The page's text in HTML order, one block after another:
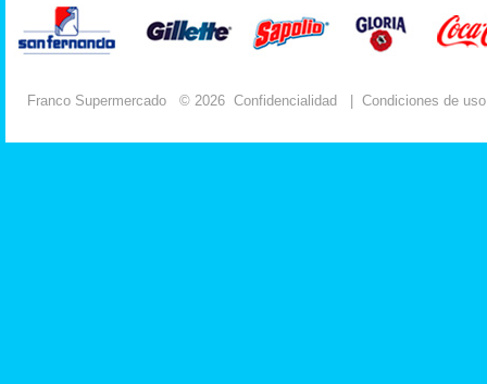
Franco Supermercado © 2026 Confidencialidad Condiciones de uso